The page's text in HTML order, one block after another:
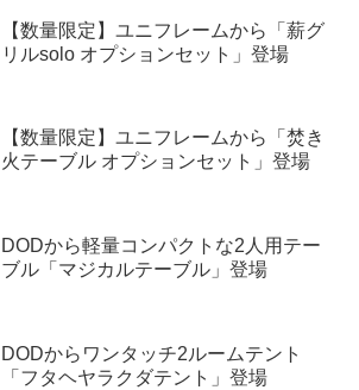
【数量限定】ユニフレームから「薪グ
リルsolo オプションセット」登場
【数量限定】ユニフレームから「焚き
火テーブル オプションセット」登場
DODから軽量コンパクトな2人用テー
ブル「マジカルテーブル」登場
DODからワンタッチ2ルームテント
「フタヘヤラクダテント」登場